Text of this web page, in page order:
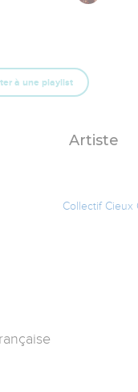
à une playlist
Artiste
Collectif Cieux